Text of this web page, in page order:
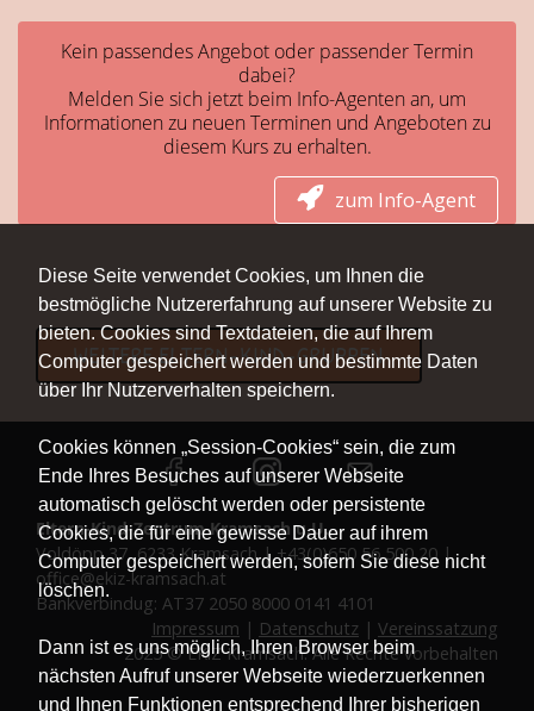
Diese Seite verwendet Cookies, um Ihnen die
bestmögliche Nutzererfahrung auf unserer Website zu
bieten. Cookies sind Textdateien, die auf Ihrem
Computer gespeichert werden und bestimmte Daten
über Ihr Nutzerverhalten speichern.
Cookies können „Session-Cookies“ sein, die zum
Ende Ihres Besuches auf unserer Webseite
automatisch gelöscht werden oder persistente
Cookies, die für eine gewisse Dauer auf ihrem
Computer gespeichert werden, sofern Sie diese nicht
löschen.
Dann ist es uns möglich, Ihren Browser beim
nächsten Aufruf unserer Webseite wiederzuerkennen
und Ihnen Funktionen entsprechend Ihrer bisherigen
Kein passendes Angebot oder passender Termin
dabei?
Melden Sie sich jetzt beim Info-Agenten an, um
Informationen zu neuen Terminen und Angeboten zu
diesem Kurs zu erhalten.
zum Info-Agent
WEITERE ELTERN-KIND-GRUPPEN
Eltern-Kind-Zentrum Kramsach u.U.
Voldöpp 37, 6233 Kramsach | +43(0)650 56 500 20 |
office@ekiz-kramsach.at
Bankverbindug: AT37 2050 8000 0141 4101
Impressum | Datenschutz | Vereinssatzung
2025 © EKiZ Kramsach. Alle Rechte vorbehalten